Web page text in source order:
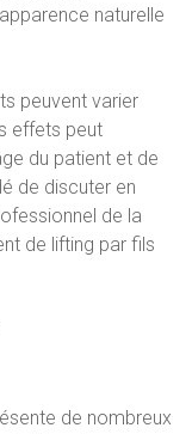
naturelle
peuvent varier
effets peut
du patient et de
de discuter en
de la
de lifting par fils
de nombreux